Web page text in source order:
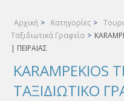
Αρχική > Κατηγορίες >
Ταξιδιωτικά Γραφεία >
| ΠΕΙΡΑΙΑΣ
KARAMPEKIOS
ΤΑΞΙΔΙΩΤΙΚΟ